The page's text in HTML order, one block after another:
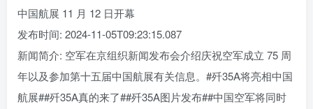
中国航展 11 月 12 日开幕
发布时间: 2024-11-05T09:23:15.087
新闻简介: 空军在京组织新闻发布会介绍庆祝空军成立 75 周
年以及参加第十五届中国航展有关信息。#歼35A将亮相中国
航展##歼35A真的来了##歼35A图片发布##中国空军将同时